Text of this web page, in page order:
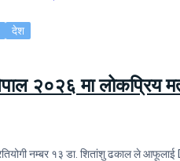
देश
२०२६ मा लोकप्रिय
नम्बर १३ डा. शितांशु ढकाल ले